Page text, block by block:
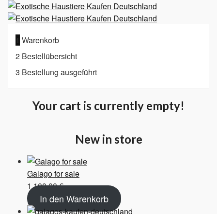
1 Warenkorb
2 Bestellübersicht
3 Bestellung ausgeführt
Your cart is currently empty!
New in store
Galago for sale
1.100,00€
In den Warenkorb